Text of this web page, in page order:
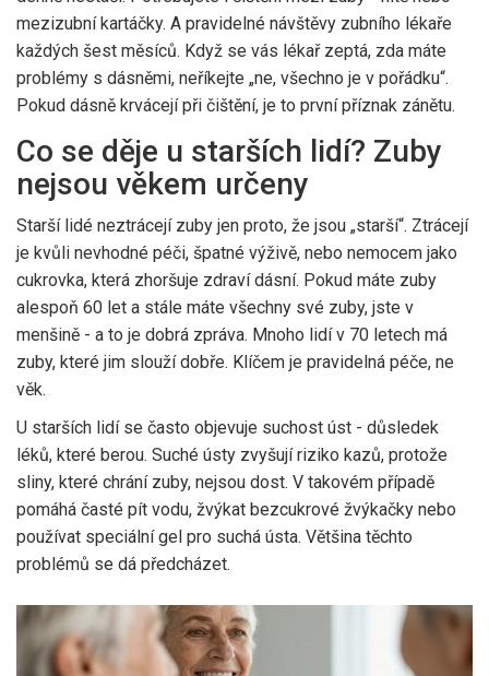
mezizubní kartáčky. A pravidelné návštěvy zubního lékaře
každých šest měsíců. Když se vás lékař zeptá, zda máte
problémy s dásněmi, neříkejte „ne, všechno je v pořádku“.
Pokud dásně krvácejí při čištění, je to první příznak zánětu.
Co se děje u starších lidí? Zuby
nejsou věkem určeny
Starší lidé neztrácejí zuby jen proto, že jsou „starší“. Ztrácejí
je kvůli nevhodné péči, špatné výživě, nebo nemocem jako
cukrovka, která zhoršuje zdraví dásní. Pokud máte zuby
alespoň 60 let a stále máte všechny své zuby, jste v
menšině - a to je dobrá zpráva. Mnoho lidí v 70 letech má
zuby, které jim slouží dobře. Klíčem je pravidelná péče, ne
věk.
U starších lidí se často objevuje suchost úst - důsledek
léků, které berou. Suché ústy zvyšují riziko kazů, protože
sliny, které chrání zuby, nejsou dost. V takovém případě
pomáhá časté pít vodu, žvýkat bezcukrové žvýkačky nebo
používat speciální gel pro suchá ústa. Většina těchto
problémů se dá předcházet.